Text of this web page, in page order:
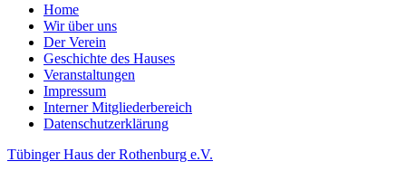
Home
Wir über uns
Der Verein
Geschichte des Hauses
Veranstaltungen
Impressum
Interner Mitgliederbereich
Datenschutzerklärung
Tübinger Haus der Rothenburg e.V.